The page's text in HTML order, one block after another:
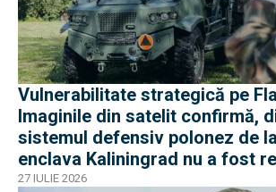
Vulnerabilitate strategică pe
Imaginile din satelit confirmă,
sistemul defensiv polonez de
enclava Kaliningrad nu a fost
27 IULIE 2026